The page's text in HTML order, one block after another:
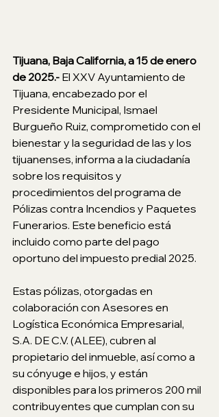
Tijuana, Baja California, a 15 de enero
de 2025.- El XXV Ayuntamiento de
Tijuana, encabezado por el
Presidente Municipal, Ismael
Burgueño Ruiz, comprometido con el
bienestar y la seguridad de las y los
tijuanenses, informa a la ciudadanía
sobre los requisitos y
procedimientos del programa de
Pólizas contra Incendios y Paquetes
Funerarios. Este beneficio está
incluido como parte del pago
oportuno del impuesto predial 2025.
Estas pólizas, otorgadas en
colaboración con Asesores en
Logística Económica Empresarial,
S.A. DE C.V. (ALEE), cubren al
propietario del inmueble, así como a
su cónyuge e hijos, y están
disponibles para los primeros 200 mil
contribuyentes que cumplan con su